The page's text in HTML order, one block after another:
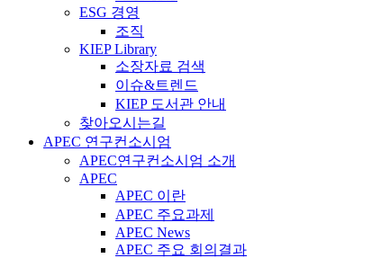
ESG 경영
조직
KIEP Library
소장자료 검색
이슈&트렌드
KIEP 도서관 안내
찾아오시는길
APEC 연구컨소시엄
APEC연구컨소시엄 소개
APEC
APEC 이란
APEC 주요과제
APEC News
APEC 주요 회의결과